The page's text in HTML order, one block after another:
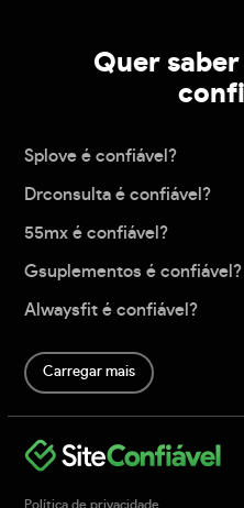
Quer
Splove é confiável?
Drconsulta é confiável?
55mx é confiável?
Gsuplementos é confiável?
Alwaysfit é confiável?
Carregar mais
Política de privacidade